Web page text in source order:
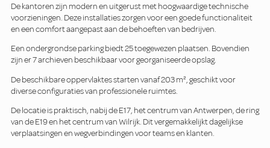
De kantoren zijn modern en uitgerust met hoogwaardige technische
voorzieningen. Deze installaties zorgen voor een goede functionaliteit
en een comfort aangepast aan de behoeften van bedrijven.
Een ondergrondse parking biedt 25 toegewezen plaatsen. Bovendien
zijn er 7 archieven beschikbaar voor georganiseerde opslag.
De beschikbare oppervlaktes starten vanaf 203 m², geschikt voor
diverse configuraties van professionele ruimtes.
De locatie is praktisch, nabij de E17, het centrum van Antwerpen, de ring
van de E19 en het centrum van Wilrijk. Dit vergemakkelijkt dagelijkse
verplaatsingen en wegverbindingen voor teams en klanten.